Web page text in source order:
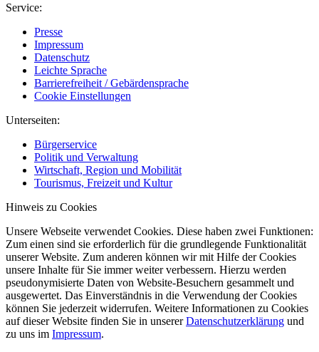
Service:
Presse
Impressum
Datenschutz
Leichte Sprache
Barrierefreiheit / Gebärdensprache
Cookie Einstellungen
Unterseiten:
Bürgerservice
Politik und Verwaltung
Wirtschaft, Region und Mobilität
Tourismus, Freizeit und Kultur
Hinweis zu Cookies
Unsere Webseite verwendet Cookies. Diese haben zwei Funktionen:
Zum einen sind sie erforderlich für die grundlegende Funktionalität
unserer Website. Zum anderen können wir mit Hilfe der Cookies
unsere Inhalte für Sie immer weiter verbessern. Hierzu werden
pseudonymisierte Daten von Website-Besuchern gesammelt und
ausgewertet. Das Einverständnis in die Verwendung der Cookies
können Sie jederzeit widerrufen. Weitere Informationen zu Cookies
auf dieser Website finden Sie in unsererDatenschutzerklärung und
zu uns im Impressum.